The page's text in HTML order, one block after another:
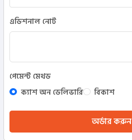
এডিশনাল নোট
পেমেন্ট মেথড
ক্যাশ অন ডেলিভারি
বিকাশ
অর্ডার করুন